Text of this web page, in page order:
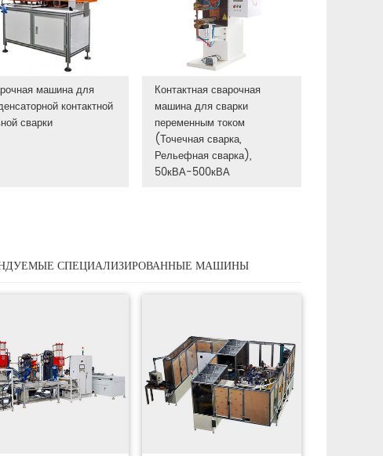
машина для
контактной
сварки
Контактная сварочная
машина для сварки
переменным током
(Точечная сварка,
Рельефная сварка),
50кВА-500кВА
СПЕЦИАЛИЗИРОВАННЫЕ МАШИНЫ